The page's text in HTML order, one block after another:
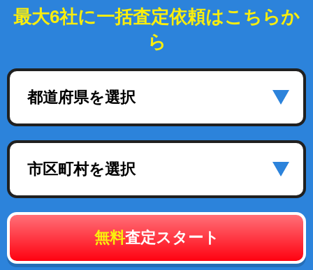
最大6社に一括査定依頼はこちらか
ら
都道府県を選択
市区町村を選択
無料査定スタート